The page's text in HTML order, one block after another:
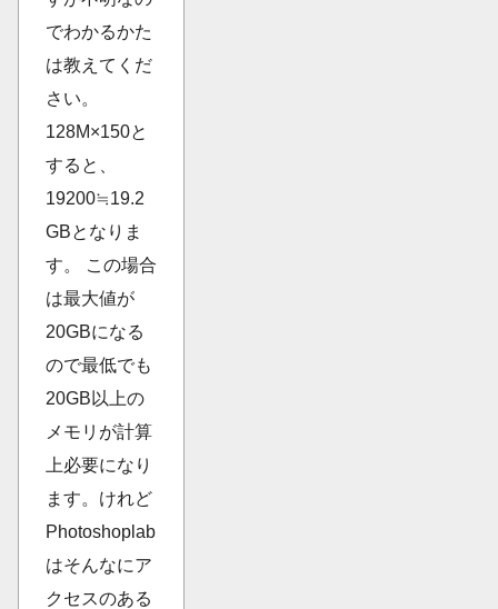
でわかるかた
は教えてくだ
さい。
128M×150と
すると、
19200≒19.2
GBとなりま
す。 この場合
は最大値が
20GBになる
ので最低でも
20GB以上の
メモリが計算
上必要になり
ます。けれど
Photoshoplab
はそんなにア
クセスのある